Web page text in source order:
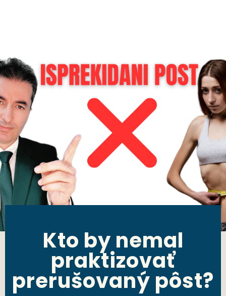
Kto by nemal
praktizovať
prerušovaný pôst?